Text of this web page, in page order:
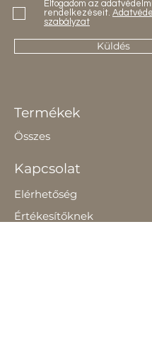
Elfogadom az
rendelkezéseit.
szabályzat
Küldés
Termékek
Összes
Kapcsolat
Elérhetőség
Értékesítőknek